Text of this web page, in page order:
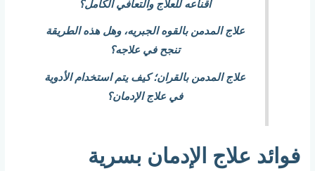
اقناعه للعلاج والتعافي الكامل؟
علاج المدمن بالقوه الجبريه، وهل هذه الطريقة
تنجح في علاجه؟
علاج المدمن بالقران؛ كيف يتم استخدام الأدوية
في علاج الإدمان؟
فوائد علاج الإدمان بسرية